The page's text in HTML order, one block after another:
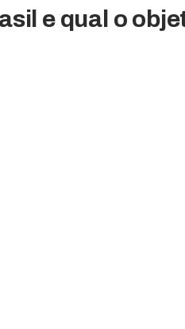
e qual o